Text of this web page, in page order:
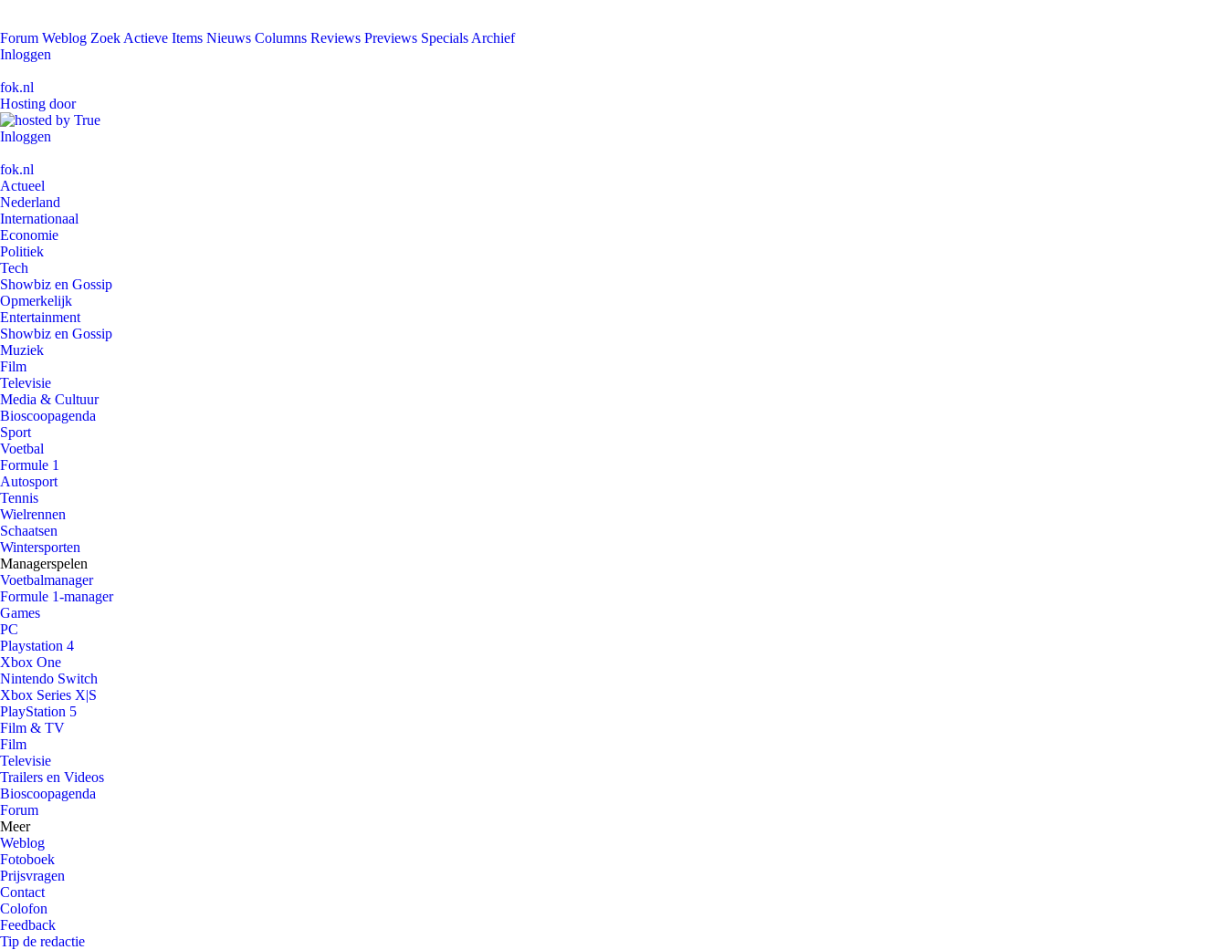
Forum Weblog Zoek Actieve Items Nieuws Columns Reviews Previews Specials Archief
Inloggen
fok.nl
Hosting door
Inloggen
fok.nl
Actueel
Nederland
Internationaal
Economie
Politiek
Tech
Showbiz en Gossip
Opmerkelijk
Entertainment
Showbiz en Gossip
Muziek
Film
Televisie
Media & Cultuur
Bioscoopagenda
Sport
Voetbal
Formule 1
Autosport
Tennis
Wielrennen
Schaatsen
Wintersporten
Managerspelen
Voetbalmanager
Formule 1-manager
Games
PC
Playstation 4
Xbox One
Nintendo Switch
Xbox Series X|S
PlayStation 5
Film & TV
Film
Televisie
Trailers en Videos
Bioscoopagenda
Forum
Meer
Weblog
Fotoboek
Prijsvragen
Contact
Colofon
Feedback
Tip de redactie